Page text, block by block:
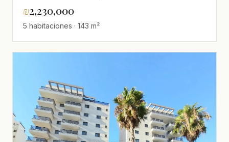
₪2,230,000
5 habitaciones · 143 m²